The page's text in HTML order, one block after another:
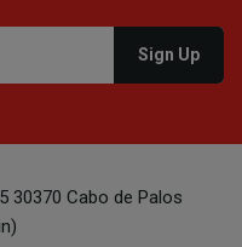
30370 Cabo de Palos